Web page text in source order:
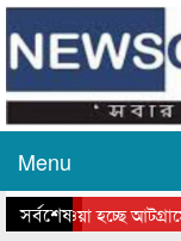
Menu
সর্বশেষ
যাওয়া হচ্ছে আটগ্রামে